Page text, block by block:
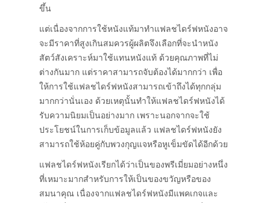
ขึ้น
แต่เนื่องจากการใช้หนังแท้มาทำแฟลชไดร์ฟหนังอาจ
จะมีราคาที่สูงเกินสมควรผู้ผลิตจึงเลือกที่จะนำหนัง
สัตว์สังเคราะห์มาใช้แทนหนังแท้ ด้วยคุณภาพที่ไม่
ต่างกันมาก แต่ราคาสามารถจับต้องได้มากกว่า เพื่อ
ให้การใช้แฟลชไดร์ฟหนังสามารถเข้าถึงได้ทุกกลุ่ม
มากกว่านั่นเอง ด้วยเหตุนั้นทำให้แฟลชไดร์ฟหนังได้
รับความนิยมเป็นอย่างมาก เพราะนอกจากจะใช้
ประโยชน์ในการเก็บข้อมูลแล้ว แฟลชไดร์ฟหนังยัง
สามารถใช้ห้อยคู่กับพวงกุญแจหรือหูเข็มขัดได้อีกด้วย
แฟลชไดร์ฟหนังเรียกได้ว่าเป็นของพรีเมี่ยมอย่างหนึ่ง
ที่เหมาะมากสำหรับการให้เป็นของขวัญหรือของ
สมนาคุณ เนื่องจากแฟลชไดร์ฟหนังมีแพคเกจและ